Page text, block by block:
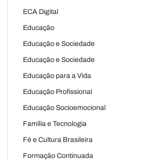
ECA Digital
Educação
Educação e Sociedade
Educação e Sociedade
Educação para a Vida
Educação Profissional
Educação Socioemocional
Família e Tecnologia
Fé e Cultura Brasileira
Formação Continuada